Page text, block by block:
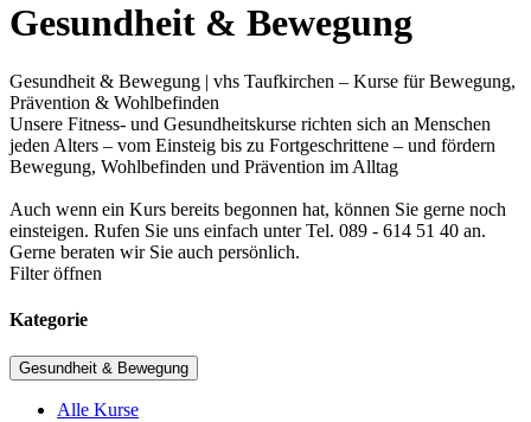
Gesundheit & Bewegung
Gesundheit & Bewegung | vhs Taufkirchen – Kurse für Bewegung,
Prävention & Wohlbefinden
Unsere Fitness- und Gesundheitskurse richten sich an Menschen
jeden Alters – vom Einsteig bis zu Fortgeschrittene – und fördern
Bewegung, Wohlbefinden und Prävention im Alltag
Auch wenn ein Kurs bereits begonnen hat, können Sie gerne noch
einsteigen. Rufen Sie uns einfach unter Tel. 089 - 614 51 40 an.
Gerne beraten wir Sie auch persönlich.
Filter öffnen
Kategorie
Gesundheit & Bewegung
Alle Kurse